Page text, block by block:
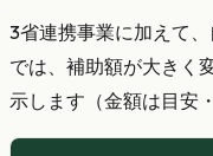
3省連携事業に加えて
では、補助額が大きく
示します（金額は目安